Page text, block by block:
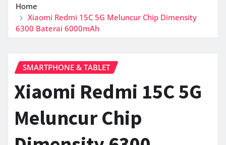
Home
Xiaomi Redmi 15C 5G Meluncur Chip Dimensity
6300 Baterai 6000mAh
SMARTPHONE & TABLET
Xiaomi Redmi 15C 5G
Meluncur Chip